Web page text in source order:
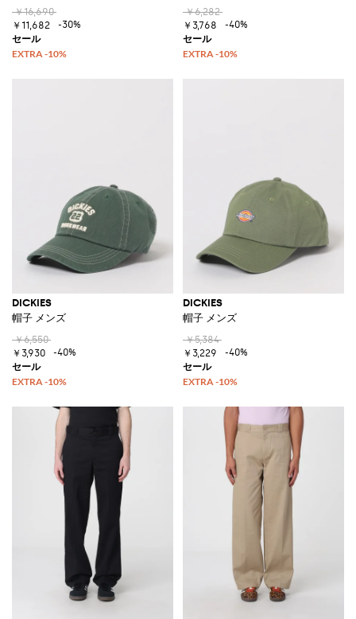
￥16,690
￥11,682
-30%
￥6,282
￥3,768
-40%
DICKIES
帽子 メンズ
￥6,550
￥3,930
-40%
DICKIES
帽子 メンズ
￥5,384
￥3,229
-40%